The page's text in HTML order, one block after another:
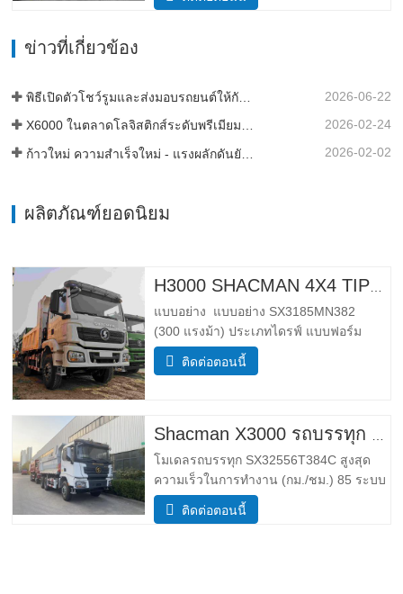
โดยรวม 8385*2490*3450 ร่างกายการถ่าย
ข่าวที่เกี่ยวข้อง
2026-06-22
X6000 ในตลาดโลจิสติกส์ระดับพรีเมียมของแอฟริกา 2026-02-24
2026-02-02
ผลิตภัณฑ์ยอดนิยม
แบบอย่าง แบบอย่าง SX3185MN382
(300 แรงม้า) ประเภทไดรฟ์ แบบฟอร์ม
ไดรฟ์ 4*4 น้ำหนัก พารามิเตอร์น้ำหนัก
สมบูรณ์ ขอบ มวล (กก.) ลดน้ำหนัก 5500
(มม.) ขนาด (ยาว x ความกว้าง x สูง
ติดต่อตอนนี้
โมเดลรถบรรทุก SX32556T384C สูงสุด
ความเร็วในการทำงาน (กม./ชม.) 85 ระบบ
ขับเคลื่อน 6×4 ขนาด (ยาว*กว้าง*สูง)(มม.)
โดยรวม 8385*2490*3450 ร่างกายการถ่าย
ติดต่อตอนนี้